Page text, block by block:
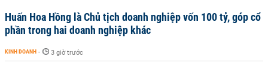
Huấn Hoa Hồng là Chủ tịch doanh nghiệp vốn 100 tỷ, góp cổ
phần trong hai doanh nghiệp khác
KINH DOANH - 3 giờ trước